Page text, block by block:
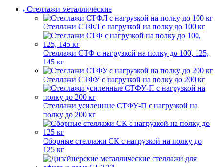
Стеллажи металлические
Стеллажи СТФЛ с нагрузкой на полку до 100 кг
Стеллажи СТФ с нагрузкой на полку до 100, 125,
145 кг
Стеллажи СТФУ с нагрузкой на полку до 200 кг
Стеллажи усиленные СТФУ-П с нагрузкой на
полку до 200 кг
Сборные стеллажи СК с нагрузкой на полку до
125 кг